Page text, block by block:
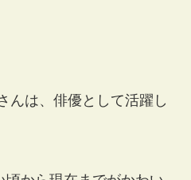
んは、俳優として活躍し